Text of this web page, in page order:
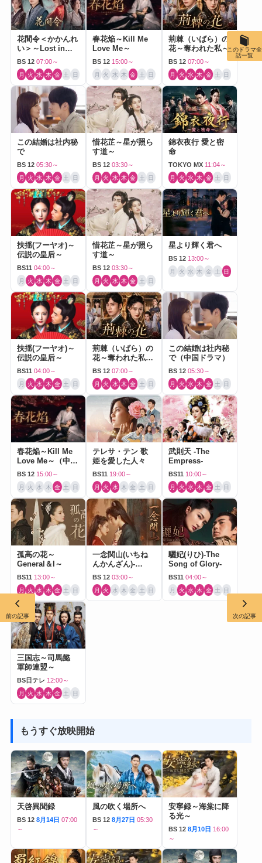
花間令＜かかんれ
い＞～Lost in
Love～
BS 12 07:00～
月 火 水 木 金 土 日
春花焔～Kill Me
Love Me～
BS 12 15:00～
月 火 水 木 金 土 日
荊棘（いばら）の
花～奪われた私～
BS 12 07:00～
月 火 水 木 金 土 日
この結婚は社内秘
で
BS 12 05:30～
月 火 水 木 金 土 日
惜花芷～星が照ら
す道～
BS 12 03:30～
月 火 水 木 金 土 日
錦衣夜行 愛と密
命
TOKYO MX 11:04～
月 火 水 木 金 土 日
扶揺(フーヤオ)～
伝説の皇后～
BS11 04:00～
月 火 水 木 金 土 日
惜花芷～星が照ら
す道～
BS 12 03:30～
月 火 水 木 金 土 日
星より輝く君へ
BS 12 13:00～
月 火 水 木 金 土 日
扶揺(フーヤオ)～
伝説の皇后～
BS11 04:00～
月 火 水 木 金 土 日
荊棘（いばら）の
花～奪われた私～
（中国ドラマ）
BS 12 07:00～
月 火 水 木 金 土 日
この結婚は社内秘
で（中国ドラマ）
BS 12 05:30～
月 火 水 木 金 土 日
春花焔～Kill Me
Love Me～（中国
ドラマ）
BS 12 15:00～
月 火 水 木 金 土 日
テレサ・テン 歌
姫を愛した人々
BS11 19:00～
月 火 水 木 金 土 日
武則天 -The
Empress-
BS11 10:00～
月 火 水 木 金 土 日
孤高の花～
General＆I～
BS11 13:00～
月 火 水 木 金 土 日
一念関山(いちね
んかんざん)-
Journey to Love-
BS 12 03:00～
月 火 水 木 金 土 日
驪妃(りひ)-The
Song of Glory-
BS11 04:00～
月 火 水 木 金 土 日
三国志～司馬懿
軍師連盟～
BS日テレ 12:00～
月 火 水 木 金 土 日
もうすぐ放映開始
天啓異聞録
BS 12 8月14日 07:00
～
風の吹く場所へ
BS 12 8月27日 05:30
～
安寧録～海棠に降
る光～
BS 12 8月10日 16:00
～
前の記事 次の記事
このドラマ全
話一覧